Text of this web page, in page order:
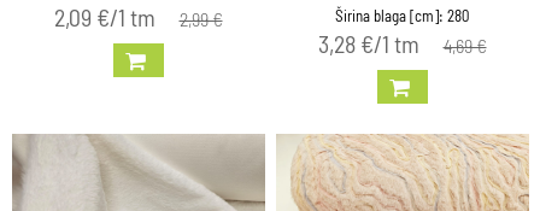
2,09 €/1 tm 2,99 € Širina blaga [cm]: 280
3,28 €/1 tm 4,69 €